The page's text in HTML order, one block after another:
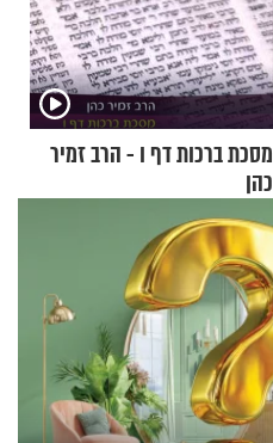
מסכת ברכות דף ו - הרב זמיר
כהן